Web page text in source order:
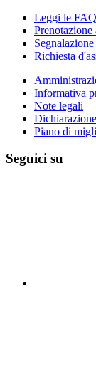
Leggi le FAQ
Prenotazione
Richiesta
Informativa
Note legali
Piano di
Seguici su